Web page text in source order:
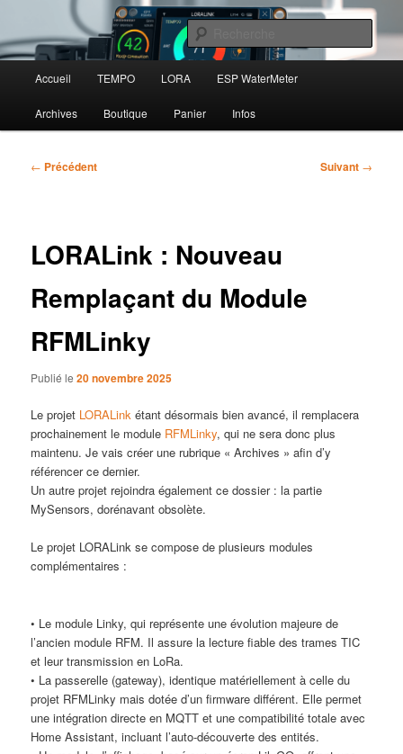
contenu
principalFBS
Accueil TEMPO LORA ESP WaterMeter
Archives Boutique Panier Infos
Navigation
← Précédent Suivant →
LORALink : Nouveau
Remplaçant du Module
RFMLinky
Publié le20 novembre 2025
Le projet LORALink étant désormais bien avancé, il remplacera
prochainement le module RFMLinky, qui ne sera donc plus
maintenu. Je vais créer une rubrique « Archives » afin d’y
référencer ce dernier.
Un autre projet rejoindra également ce dossier : la partie
MySensors, dorénavant obsolète.
Le projet LORALink se compose de plusieurs modules
complémentaires :
• Le module Linky, qui représente une évolution majeure de
l’ancien module RFM. Il assure la lecture fiable des trames TIC
et leur transmission en LoRa.
• La passerelle (gateway), identique matériellement à celle du
projet RFMLinky mais dotée d’un firmware différent. Elle permet
une intégration directe en MQTT et une compatibilité totale avec
Home Assistant, incluant l’auto-découverte des entités.